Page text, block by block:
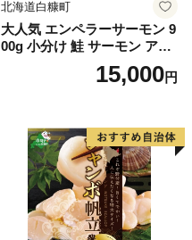
北海道白糠町
大人気 エンペラーサーモン 9
00g 小分け 鮭 サーモン アト
ランティックサーモン 水産
庁長官賞 受賞 さけ シャケ し
満足 美味しい 贈答 生食用 刺
身 お刺身 刺し身 魚介類 海鮮
冷凍 厚切り 薄切り ふるさと
納税 ふるさとチョイス チョ
イス 北海道 白糠町
15,000円